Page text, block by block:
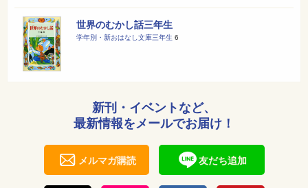
世界のむかし話三年生
学年別・新おはなし文庫三年生 6
新刊・イベントなど、
最新情報をメールでお届け！
メルマガ購読 友だち追加